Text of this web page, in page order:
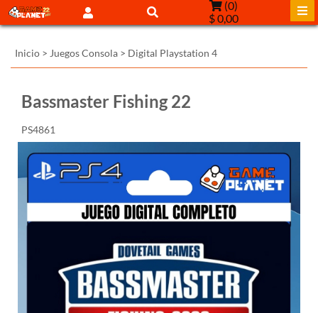
(0)
$ 0,00
Inicio > Juegos Consola > Digital Playstation 4
Bassmaster Fishing 22
PS4861